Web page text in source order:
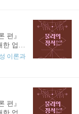
넷 서
션 책
을 알
라면 체
과 고
편』
한 업적
초인
를 엮
강생이
서 책
연습
이론과
편』